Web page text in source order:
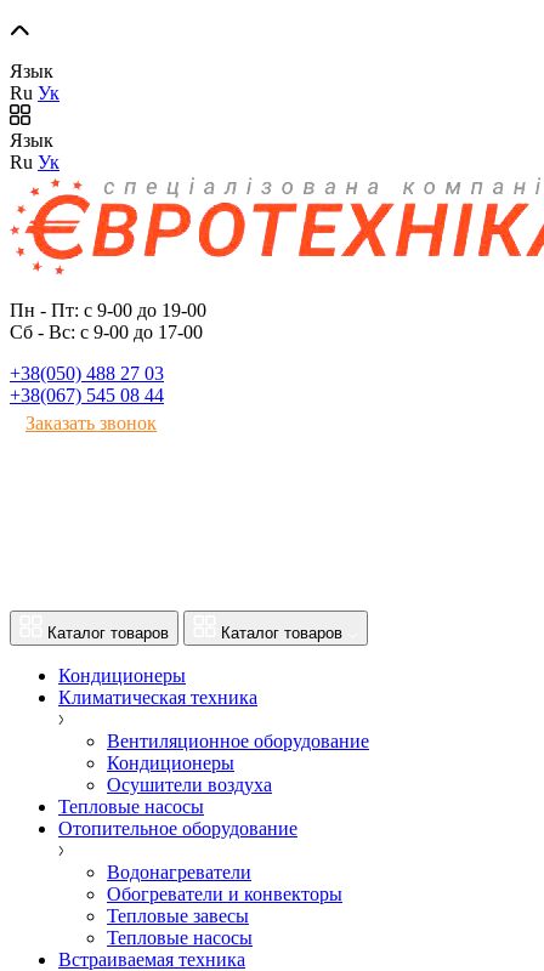
Язык
Ru Ук
Язык
Ru Ук
Пн - Пт: с 9-00 до 19-00
Сб - Вс: с 9-00 до 17-00
+38(050) 488 27 03
+38(067) 545 08 44
Заказать звонок
Каталог товаров Каталог товаров
Кондиционеры
Климатическая техника
Вентиляционное оборудование
Кондиционеры
Осушители воздуха
Тепловые насосы
Отопительное оборудование
Водонагреватели
Обогреватели и конвекторы
Тепловые завесы
Тепловые насосы
Встраиваемая техника